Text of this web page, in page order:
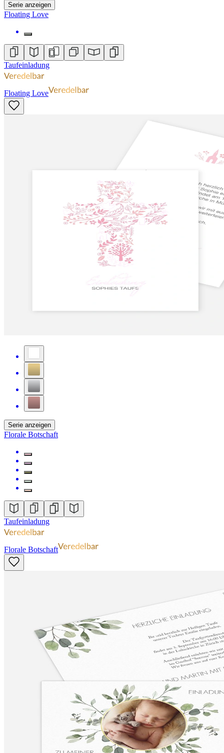
Serie anzeigen
Floating Love
Taufeinladung
Floating Love
Serie anzeigen
Florale Botschaft
Taufeinladung
Florale Botschaft